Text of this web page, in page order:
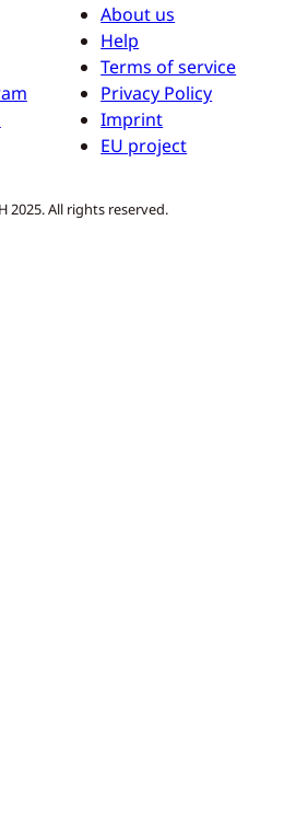
About us
Help
Terms of service
Privacy Policy
Imprint
EU project
2025. All rights reserved.